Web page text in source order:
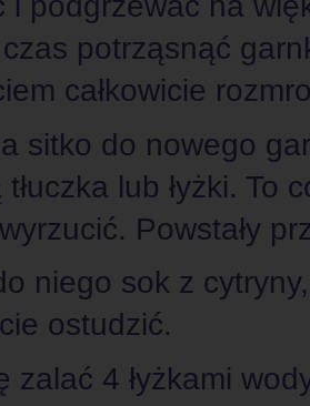
potrząsnąć
całkowicie
sitko do nowego
lub łyżki. To
Powstały
niego sok z
ostudzić.
zalać 4 łyżkami